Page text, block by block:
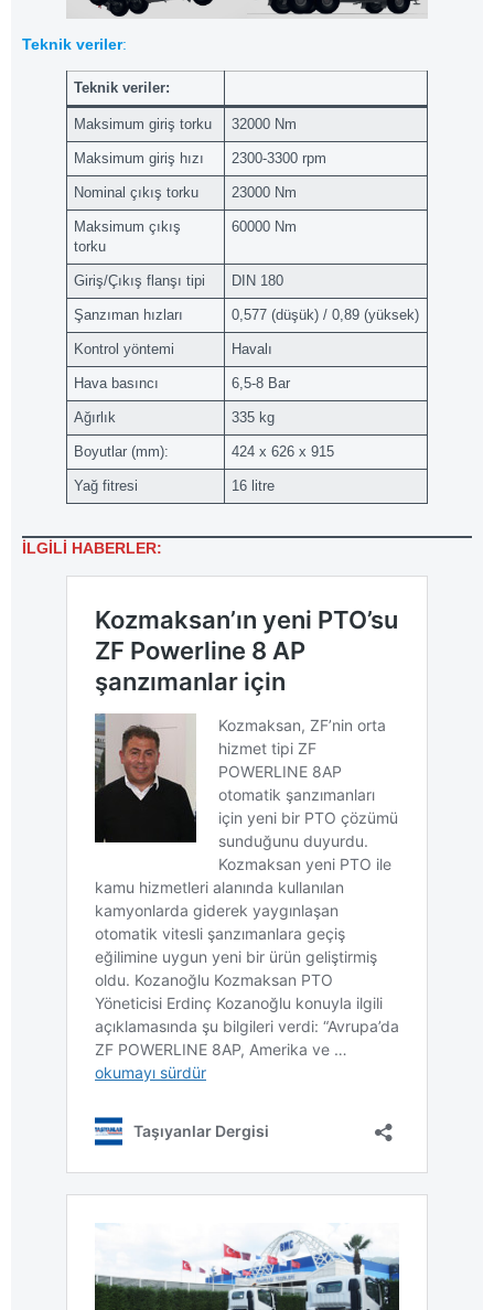
Teknik veriler:
Teknik veriler:
Maksimum giriş torku 32000 Nm
Maksimum giriş hızı 2300-3300 rpm
Nominal çıkış torku 23000 Nm
Maksimum çıkış
torku
60000 Nm
Giriş/Çıkış flanşı tipi DIN 180
Şanzıman hızları 0,577 (düşük) / 0,89 (yüksek)
Kontrol yöntemi Havalı
Hava basıncı 6,5-8 Bar
Ağırlık 335 kg
Boyutlar (mm): 424 x 626 x 915
Yağ fitresi 16 litre
İLGİLİ HABERLER: